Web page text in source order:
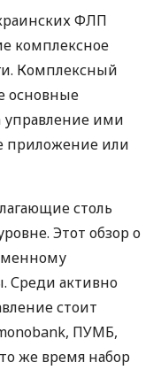
ФЛП
комплексное
Комплексный
основные
ими
приложение или
столь
Этот обзор о
Среди активно
стоит
ПУМБ,
же время набор